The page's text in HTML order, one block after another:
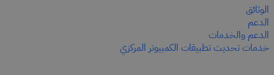
الوثائق
الدعم
الدعم والخدمات
خدمات تحديث تطبيقات الكمبيوتر المركزي